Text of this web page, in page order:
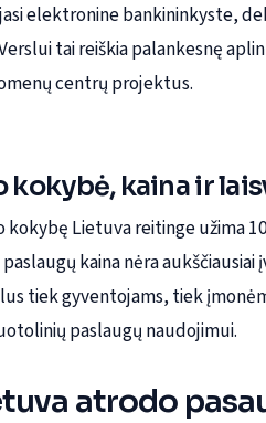
elektronine bankininkyste,
tai reiškia palankesnę
centrų projektus.
kaina ir
kokybę Lietuva reitinge užima
kaina nėra
tiek gyventojams, tiek
paslaugų naudojimui.
atrodo